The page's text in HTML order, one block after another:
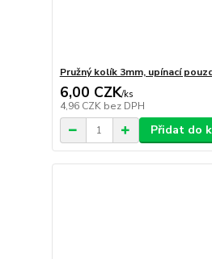
Pružný kolík 3mm, upínací
6,00 CZK/ks
4,96 CZK bez DPH
Přidat do